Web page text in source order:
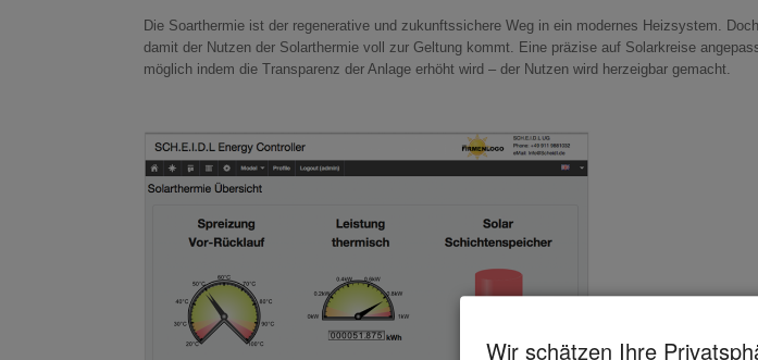
Die Soarthermie ist der regenerative und zukunftssichere Weg in ein modernes Heizsystem.
damit der Nutzen der Solarthermie voll zur Geltung kommt. Eine präzise auf Solarkreise
möglich indem die Transparenz der Anlage erhöht wird – der Nutzen wird herzeigbar gemacht.
Wir schätzen Ihre